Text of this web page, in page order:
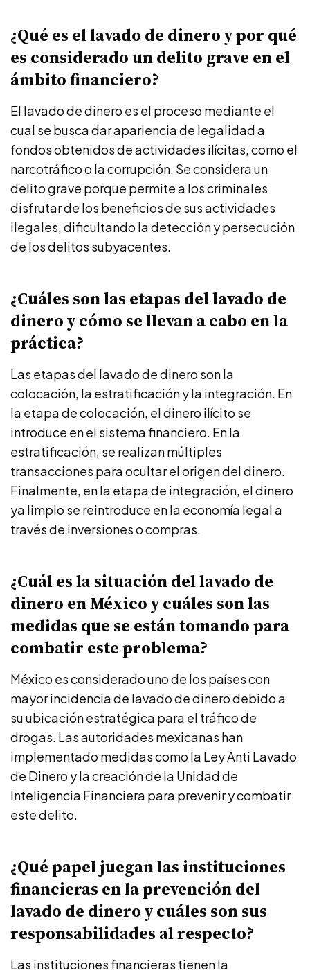
¿Qué es el lavado de dinero y por qué
es considerado un delito grave en el
ámbito financiero?
El lavado de dinero es el proceso mediante el
cual se busca dar apariencia de legalidad a
fondos obtenidos de actividades ilícitas, como el
narcotráfico o la corrupción. Se considera un
delito grave porque permite a los criminales
disfrutar de los beneficios de sus actividades
ilegales, dificultando la detección y persecución
de los delitos subyacentes.
¿Cuáles son las etapas del lavado de
dinero y cómo se llevan a cabo en la
práctica?
Las etapas del lavado de dinero son la
colocación, la estratificación y la integración. En
la etapa de colocación, el dinero ilícito se
introduce en el sistema financiero. En la
estratificación, se realizan múltiples
transacciones para ocultar el origen del dinero.
Finalmente, en la etapa de integración, el dinero
ya limpio se reintroduce en la economía legal a
través de inversiones o compras.
¿Cuál es la situación del lavado de
dinero en México y cuáles son las
medidas que se están tomando para
combatir este problema?
México es considerado uno de los países con
mayor incidencia de lavado de dinero debido a
su ubicación estratégica para el tráfico de
drogas. Las autoridades mexicanas han
implementado medidas como la Ley Anti Lavado
de Dinero y la creación de la Unidad de
Inteligencia Financiera para prevenir y combatir
este delito.
¿Qué papel juegan las instituciones
financieras en la prevención del
lavado de dinero y cuáles son sus
responsabilidades al respecto?
Las instituciones financieras tienen la